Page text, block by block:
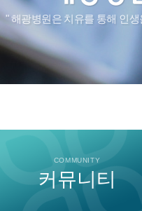
평일
09:00 ~ 12:30 /
토요일09:00 ~
" 해광병원은 치유를 통해 인
COMMUNITY
커뮤니티